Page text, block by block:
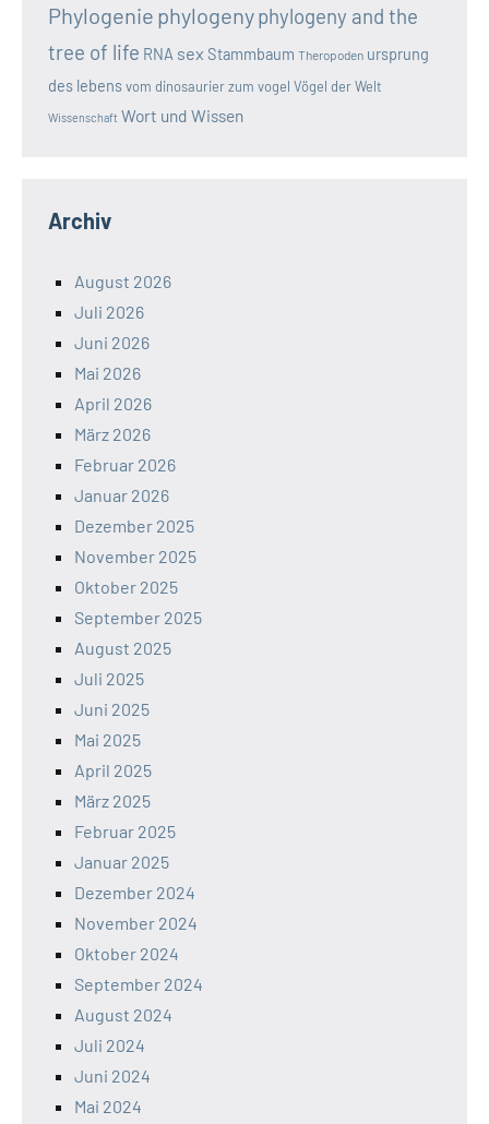
Phylogenie phylogenyphylogeny and the
tree of life RNA sex Stammbaum Theropoden ursprung
des lebensvom dinosaurier zum vogel Vögel der Welt
Wissenschaft Wort und Wissen
Archiv
August 2026
Juli 2026
Juni 2026
Mai 2026
April 2026
März 2026
Februar 2026
Januar 2026
Dezember 2025
November 2025
Oktober 2025
September 2025
August 2025
Juli 2025
Juni 2025
Mai 2025
April 2025
März 2025
Februar 2025
Januar 2025
Dezember 2024
November 2024
Oktober 2024
September 2024
August 2024
Juli 2024
Juni 2024
Mai 2024